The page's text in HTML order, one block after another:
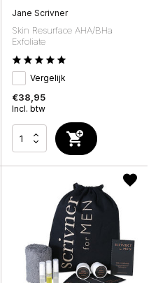
Jane Scrivner
Skin Resurface AHA/BHa
Exfoliate
Vergelijk
€38,95
Incl. btw